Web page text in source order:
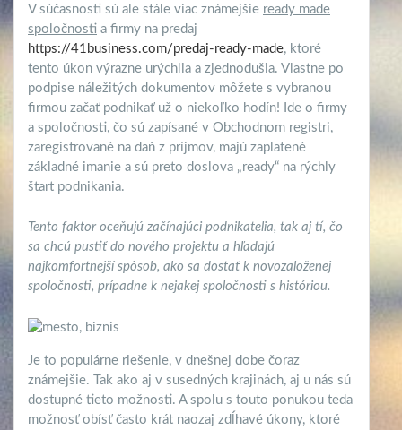
V súčasnosti sú ale stále viac známejšie ready made
spoločnosti a firmy na predaj
https://41business.com/predaj-ready-made, ktoré
tento úkon výrazne urýchlia a zjednodušia. Vlastne po
podpise náležitých dokumentov môžete s vybranou
firmou začať podnikať už o niekoľko hodín! Ide o firmy
a spoločnosti, čo sú zapísané v Obchodnom registri,
zaregistrované na daň z príjmov, majú zaplatené
základné imanie a sú preto doslova „ready“ na rýchly
štart podnikania.
Tento faktor oceňujú začínajúci podnikatelia, tak aj tí, čo
sa chcú pustiť do nového projektu a hľadajú
najkomfortnejší spôsob, ako sa dostať k novozaloženej
spoločnosti, prípadne k nejakej spoločnosti s históriou.
Je to populárne riešenie, v dnešnej dobe čoraz
známejšie. Tak ako aj v susedných krajinách, aj u nás sú
dostupné tieto možnosti. A spolu s touto ponukou teda
možnosť obísť často krát naozaj zdĺhavé úkony, ktoré